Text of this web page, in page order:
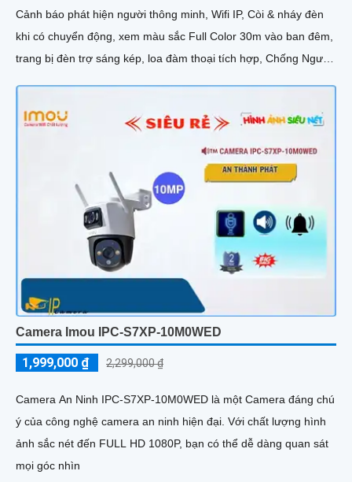
Cảnh báo phát hiện người thông minh, Wifi IP, Còi & nháy đèn
khi có chuyển động, xem màu sắc Full Color 30m vào ban đêm,
trang bị đèn trợ sáng kép, loa đàm thoại tích hợp, Chống Ngược
Camera Imou IPC-S7XP-10M0WED
1,999,000 ₫ 2,299,000 ₫
Camera An Ninh IPC-S7XP-10M0WED là một Camera đáng chú
ý của công nghệ camera an ninh hiện đại. Với chất lượng hình
ảnh sắc nét đến FULL HD 1080P, bạn có thể dễ dàng quan sát
mọi góc nhìn